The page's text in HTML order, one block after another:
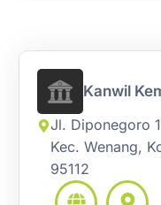
Kanwil
Jl. Diponegoro
Kec. Wenang,
95112